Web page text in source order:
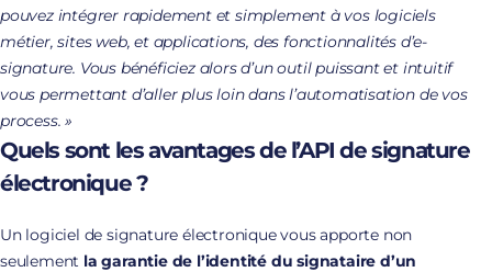
pouvez intégrer rapidement et simplement à vos logiciels
métier, sites web, et applications, des fonctionnalités d’e-
signature. Vous bénéficiez alors d’un outil puissant et intuitif
vous permettant d’aller plus loin dans l’automatisation de vos
process. »
Quels sont les avantages de l’API de signature
électronique ?
Un logiciel de signature électronique vous apporte non
seulement la garantie de l’identité du signataire d’un